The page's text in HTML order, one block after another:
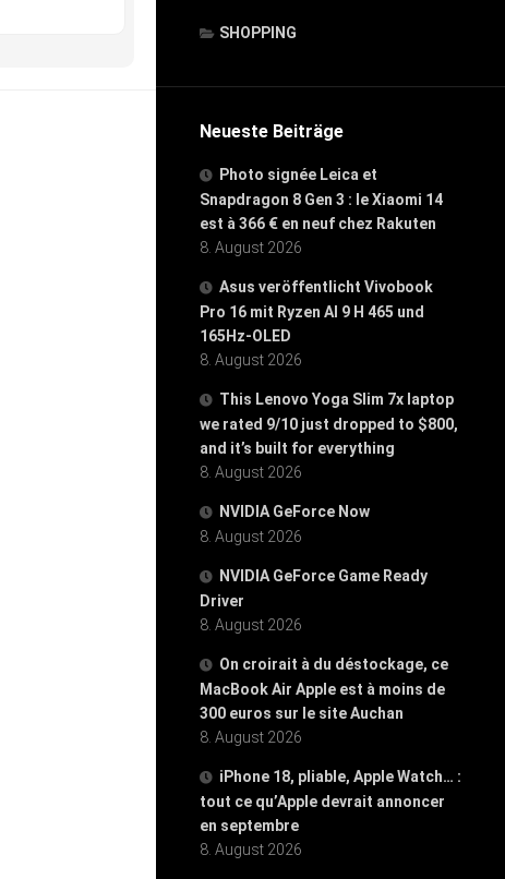
SHOPPING
Neueste Beiträge
Photo signée Leica et
Snapdragon 8 Gen 3 : le Xiaomi 14
est à 366 € en neuf chez Rakuten
8. August 2026
Asus veröffentlicht Vivobook
Pro 16 mit Ryzen AI 9 H 465 und
165Hz-OLED
8. August 2026
This Lenovo Yoga Slim 7x laptop
we rated 9/10 just dropped to $800,
and it’s built for everything
8. August 2026
NVIDIA GeForce Now
8. August 2026
NVIDIA GeForce Game Ready
Driver
8. August 2026
On croirait à du déstockage, ce
MacBook Air Apple est à moins de
300 euros sur le site Auchan
8. August 2026
iPhone 18, pliable, Apple Watch… :
tout ce qu’Apple devrait annoncer
en septembre
8. August 2026